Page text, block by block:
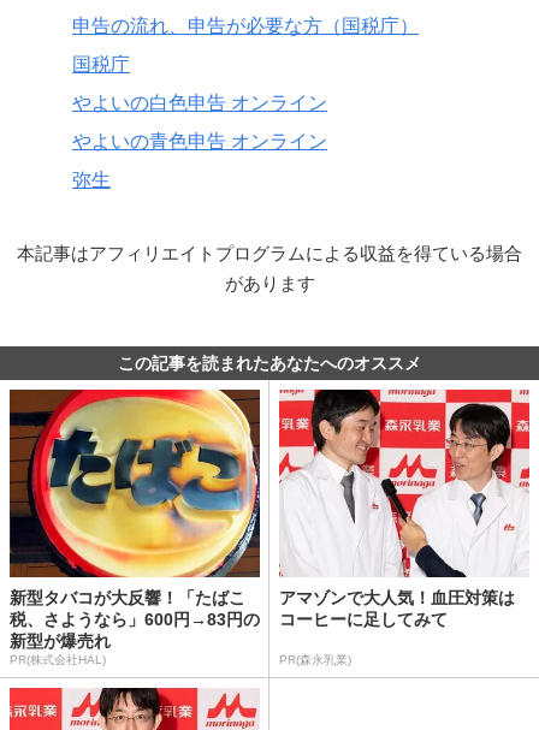
申告の流れ、申告が必要な方（国税庁）
国税庁
やよいの白色申告 オンライン
やよいの青色申告 オンライン
弥生
本記事はアフィリエイトプログラムによる収益を得ている場合
があります
この記事を読まれたあなたへのオススメ
新型タバコが大反響！「たばこ
税、さようなら」600円→83円の
新型が爆売れ
PR(株式会社HAL)
アマゾンで大人気！血圧対策は
コーヒーに足してみて
PR(森永乳業)